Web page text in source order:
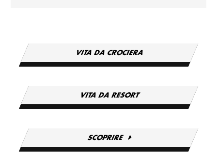
VITA DA CROCIERA
VITA DA RESORT
SCOPRIRE